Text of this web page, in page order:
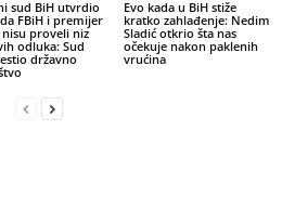
sud BiH utvrdio
FBiH i premijer
nisu proveli niz
odluka: Sud
državno
Evo kada u BiH stiže
kratko zahlađenje: Nedim
Sladić otkrio šta nas
očekuje nakon paklenih
vrućina